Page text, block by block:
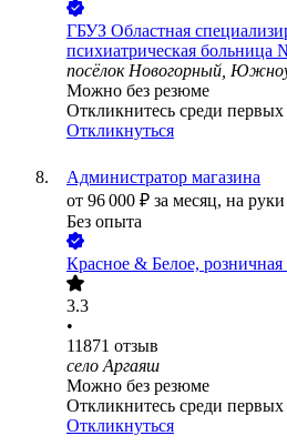
ГБУЗ Областная
психиатрическая больница
посёлок Новогорный,
Можно без резюме
Откликнитесь среди первых
Откликнуться
Администратор магазина
от 96 000 ₽ за месяц, на руки
Без опыта
Красное & Белое, розничная
3.3
•
11871 отзыв
село Аргаяш
Можно без резюме
Откликнитесь среди первых
Откликнуться